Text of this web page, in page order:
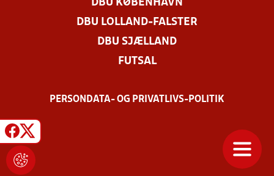
DBU KØBENHAVN
DBU LOLLAND-FALSTER
DBU SJÆLLAND
FUTSAL
PERSONDATA- OG PRIVATLIVS-POLITIK